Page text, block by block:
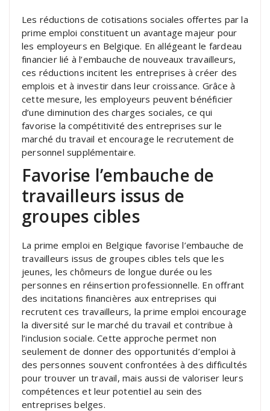
Les réductions de cotisations sociales offertes par la
prime emploi constituent un avantage majeur pour
les employeurs en Belgique. En allégeant le fardeau
financier lié à l’embauche de nouveaux travailleurs,
ces réductions incitent les entreprises à créer des
emplois et à investir dans leur croissance. Grâce à
cette mesure, les employeurs peuvent bénéficier
d’une diminution des charges sociales, ce qui
favorise la compétitivité des entreprises sur le
marché du travail et encourage le recrutement de
personnel supplémentaire.
Favorise l’embauche de
travailleurs issus de
groupes cibles
La prime emploi en Belgique favorise l’embauche de
travailleurs issus de groupes cibles tels que les
jeunes, les chômeurs de longue durée ou les
personnes en réinsertion professionnelle. En offrant
des incitations financières aux entreprises qui
recrutent ces travailleurs, la prime emploi encourage
la diversité sur le marché du travail et contribue à
l’inclusion sociale. Cette approche permet non
seulement de donner des opportunités d’emploi à
des personnes souvent confrontées à des difficultés
pour trouver un travail, mais aussi de valoriser leurs
compétences et leur potentiel au sein des
entreprises belges.